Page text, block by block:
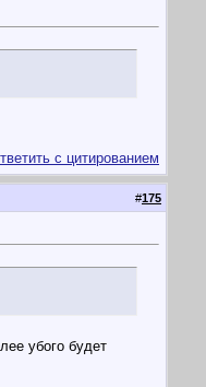
#175
убого будет